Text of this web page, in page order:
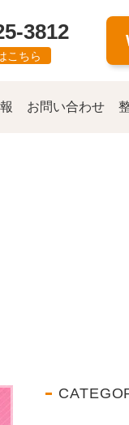
3812
こちら
お問い合わせ